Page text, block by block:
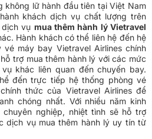
không lữ hành đầu tiên tại Việt Nam
khách dịch vụ chất lượng trên
vụ mua thêm hành lý Vietravel
Hành khách có thể liên hệ đến hệ
máy bay Vietravel Airlines chính
trợ mua thêm hành lý với các mức
khác liên quan đến chuyến bay.
đến trực tiếp hệ thống phòng vé
thức của Vietravel Airlines để
chóng nhất. Với nhiều năm kinh
nghiệp, nhiệt tình sẽ hỗ trợ
dịch vụ mua thêm hành lý uy tín từ